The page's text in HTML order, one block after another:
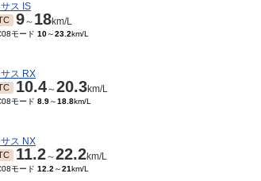
ス IS
9～ 18km/L
モード 10～23.2km/L
ス RX
10.4～20.3km/L
モード 8.9～18.8km/L
ス NX
11.2～22.2km/L
モード 12.2 ～21km/L